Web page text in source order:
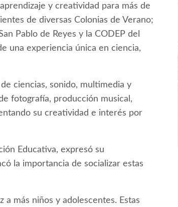
y creatividad para más de
de diversas Colonias de Verano;
Pablo de Reyes y la CODEP del
una experiencia única en ciencia,
ciencias, sonido, multimedia y
fotografía, producción musical,
su creatividad e interés por
Educativa, expresó su
la importancia de socializar estas
más niños y adolescentes. Estas